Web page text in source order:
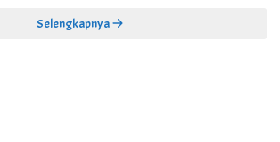
Selengkapnya